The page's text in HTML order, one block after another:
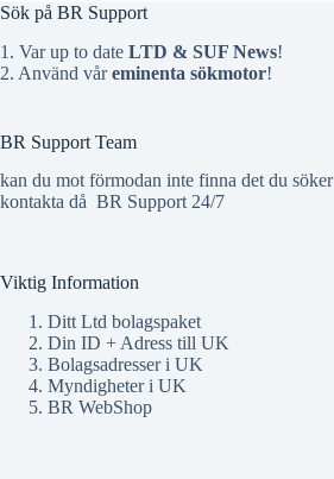
Sök på BR Support
1. Var up to date LTD & SUF News!
2. Använd våreminenta sökmotor!
BR Support Team
kan du mot förmodan inte finna det du söker
kontakta då BR Support 24/7
Viktig Information
Ditt Ltd bolagspaket
Din ID + Adress till UK
Bolagsadresser i UK
Myndigheter i UK
BR WebShop